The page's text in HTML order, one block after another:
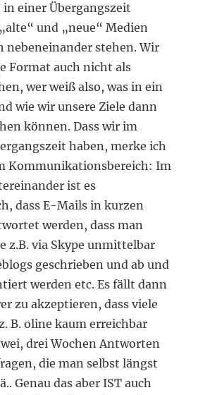
in einer Übergangszeit
und „neue“ Medien
nebeneinander stehen. Wir
Format auch nicht als
wer weiß also, was in ein
wie wir unsere Ziele dann
können. Dass wir im
haben, merke ich
Kommunikationsbereich: Im
ist es
dass E-Mails in kurzen
werden, dass man
z.B. via Skype unmittelbar
geschrieben und ab und
werden etc. Es fällt dann
zu akzeptieren, dass viele
B. oline kaum erreichbar
drei Wochen Antworten
die man selbst längst
Genau das aber IST auch